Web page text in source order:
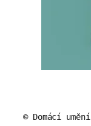
© Domácí